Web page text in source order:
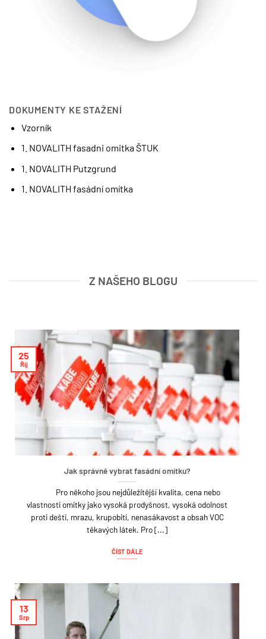
DOKUMENTY KE STAŽENÍ
Vzorník
1. NOVALITH fasadni omitka ŠTUK
1. NOVALITH Putzgrund
1. NOVALITH fasádní omítka
Z NAŠEHO BLOGU
Jak správně vybrat fasádní omítku?
Pro někoho jsou nejdůležitější kvalita, cena nebo
vlastnosti omítky jako vysoká prodyšnost, vysoká odolnost
proti dešti, mrazu, krupobití, nenasákavost a obsah VOC
těkavých látek. Pro [...]
ČÍST DÁLE
25
Říj
13
Srp